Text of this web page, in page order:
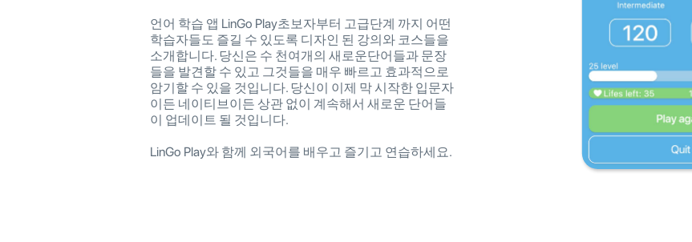
언어 학습 앱 LinGo Play초보자부터 고급단계 까지 어떤
학습자들도 즐길 수 있도록 디자인 된 강의와 코스들을
소개합니다. 당신은 수 천여개의 새로운단어들과 문장
들을 발견할 수 있고 그것들을 매우 빠르고 효과적으로
암기할 수 있을 것입니다. 당신이 이제 막 시작한 입문자
이든 네이티브이든 상관 없이 계속해서 새로운 단어들
이 업데이트 될 것입니다.
LinGo Play와 함께 외국어를 배우고 즐기고 연습하세요.